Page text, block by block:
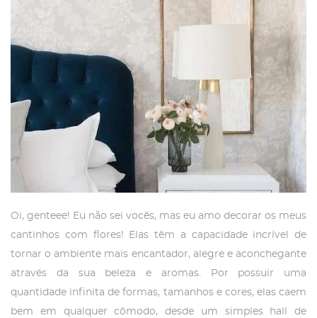
Oi, genteee! Eu não sei vocês, mas eu amo decorar os meus
cantinhos com flores! Elas têm a capacidade incrível de
tornar o ambiente mais encantador, alegre e aconchegante
através da sua beleza e aromas. Por possuir uma
quantidade infinita de formas, tamanhos e cores, elas caem
bem em qualquer cômodo, desde um simples hall de